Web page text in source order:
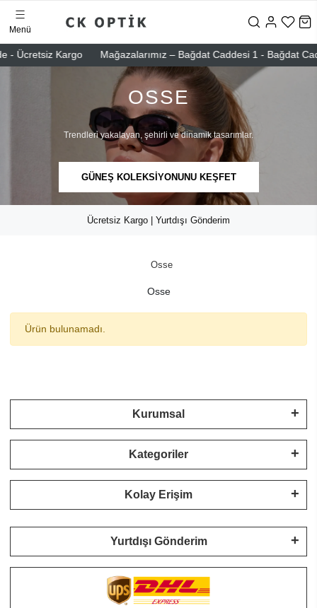
- Ücretsiz Kargo Mağazalarımız – Bağdat Caddesi 1 - Bağdat
Menü
OSSE
Trendleri yakalayan, şehirli ve dinamik tasarımlar.
GÜNEŞ KOLEKSİYONUNU KEŞFET
Ücretsiz Kargo | Yurtdışı Gönderim
Osse
Osse
Ürün bulunamadı.
Kurumsal
Kategoriler
Kolay Erişim
Yurtdışı Gönderim